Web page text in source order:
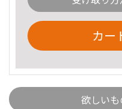
カー
欲しい